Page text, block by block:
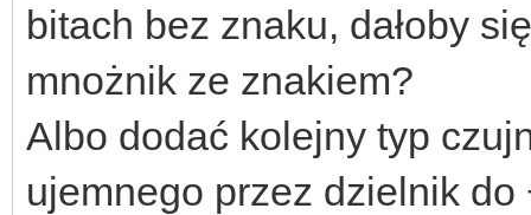
bitach bez znaku, dałoby
mnożnik ze znakiem?
Albo dodać kolejny typ
ujemnego przez dzielnik do